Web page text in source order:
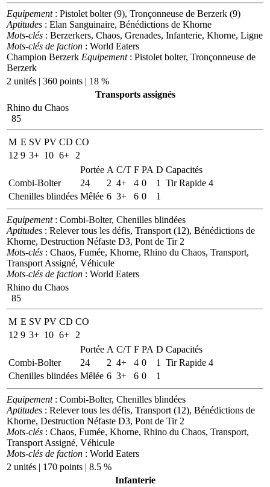
Equipement: Pistolet bolter (9), Tronçonneuse de Berzerk (9)
Aptitudes : Elan Sanguinaire, Bénédictions de Khorne
Mots-clés : Berzerkers, Chaos, Grenades, Infanterie, Khorne, Ligne
Mots-clés de faction : World Eaters
Champion Berzerk Equipement: Pistolet bolter, Tronçonneuse de
Berzerk
2 unités | 360 points | 18 %
Transports assignés
Rhino du Chaos
85
M E SV PV CD CO
12 9 3+ 10 6+
2
Portée A C/T F PA D Capacités
Combi-Bolter
24 2 4+ 4 0 1
Tir Rapide 4
Chenilles blindées Mêlée 6 3+ 6 0 1
Equipement: Combi-Bolter, Chenilles blindées
Aptitudes : Relever tous les défis, Transport (12), Bénédictions de
Khorne, Destruction Néfaste D3, Pont de Tir 2
Mots-clés : Chaos, Fumée, Khorne, Rhino du Chaos, Transport,
Transport Assigné, Véhicule
Mots-clés de faction : World Eaters
Rhino du Chaos
85
M E SV PV CD CO
12 9 3+ 10 6+
2
Portée A C/T F PA D Capacités
Combi-Bolter
24 2 4+ 4 0 1
Tir Rapide 4
Chenilles blindées Mêlée 6 3+ 6 0 1
Equipement: Combi-Bolter, Chenilles blindées
Aptitudes : Relever tous les défis, Transport (12), Bénédictions de
Khorne, Destruction Néfaste D3, Pont de Tir 2
Mots-clés : Chaos, Fumée, Khorne, Rhino du Chaos, Transport,
Transport Assigné, Véhicule
Mots-clés de faction : World Eaters
2 unités | 170 points | 8.5 %
Infanterie